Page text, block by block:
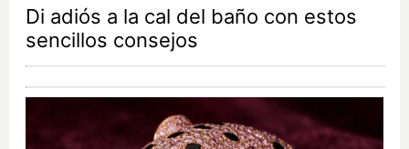
Di adiós a la cal del baño con estos
sencillos consejos